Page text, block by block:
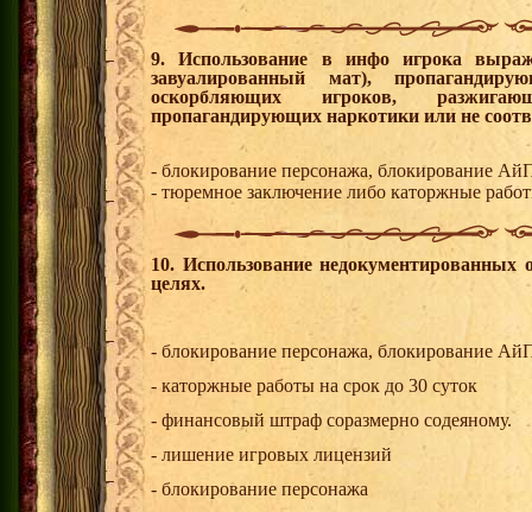
9. Использование в инфо игрока
завуалированный мат),
оскорбляющих игроков,
пропагандирующих наркотики или не
- блокирование персонажа, блокирование
- тюремное заключение либо каторжные
10. Использование
целях.
- блокирование персонажа, блокирование
- каторжные работы на срок до 30 суток
- финансовый штраф соразмерно содеяному.
- лишение игровых лицензий
- блокирование персонажа